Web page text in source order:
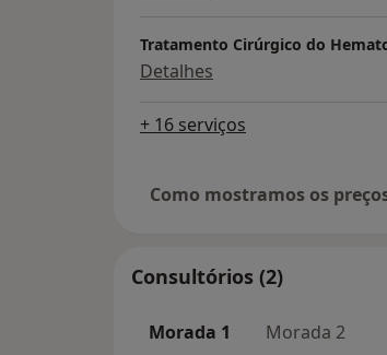
Tratamento Cirúrgico do
Detalhes
+ 16 serviços
Como mostramos os
Consultórios (2)
Morada 1 Morada 2